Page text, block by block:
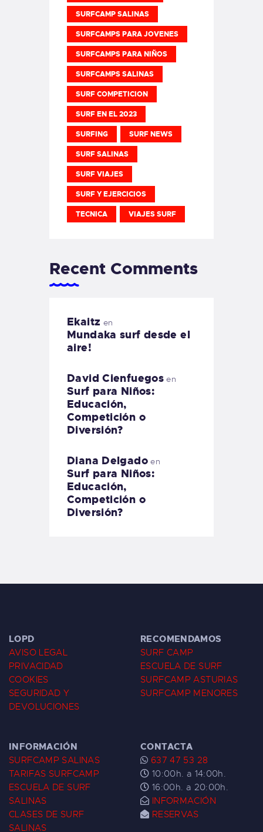
SURFCAMP SALINAS
SURFCAMPS PARA JOVENES
SURFCAMPS PARA NIÑOS
SURFCAMPS SALINAS
SURF COMPETICION
SURF EN EL 2023
SURFING SURF NEWS
SURF SALINAS
SURF VIAJES
SURF Y EJERCICIOS
TECNICA VIAJES SURF
Recent Comments
Ekaitz en
Mundaka surf desde el
aire!
David Cienfuegos en
Surf para Niños:
Educación,
Competición o
Diversión?
Diana Delgadoen
Surf para Niños:
Educación,
Competición o
Diversión?
LOPD
AVISO LEGAL
PRIVACIDAD
COOKIES
SEGURIDAD Y
DEVOLUCIONES
RECOMENDAMOS
SURF CAMP
ESCUELA DE SURF
SURFCAMP ASTURIAS
SURFCAMP MENORES
INFORMACIÓN
SURFCAMP SALINAS
TARIFAS SURFCAMP
ESCUELA DE SURF
SALINAS
CLASES DE SURF
SALINAS
CONTACTA
637 47 53 28
10:00h. a 14:00h.
16:00h. a 20:00h.
INFORMACIÓN
RESERVAS